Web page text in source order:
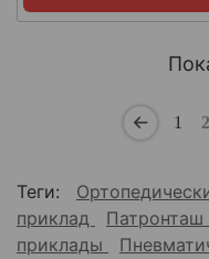
1 2
Теги:
приклад
Патронташ
приклады